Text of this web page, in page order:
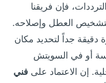
فإن فريقنا
العطل وإصلاحه.
جداً لتحديد مكان
أو في السويتش
إن الاعتماد على فني